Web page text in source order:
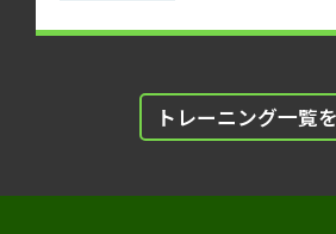
トレーニング一覧